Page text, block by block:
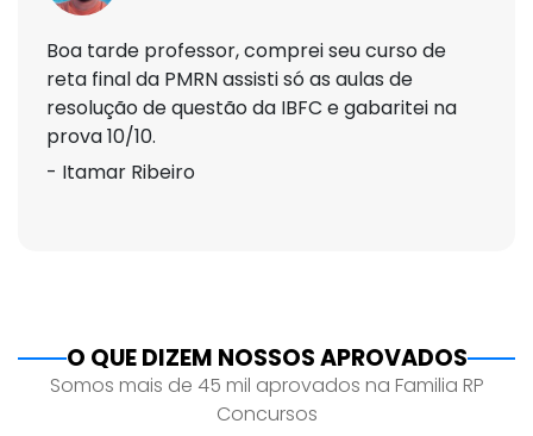
Boa tarde professor, comprei seu curso de
reta final da PMRN assisti só as aulas de
resolução de questão da IBFC e gabaritei na
prova 10/10.
- Itamar Ribeiro
O QUE DIZEM NOSSOS APROVADOS
Somos mais de 45 mil aprovados na Familia RP
Concursos